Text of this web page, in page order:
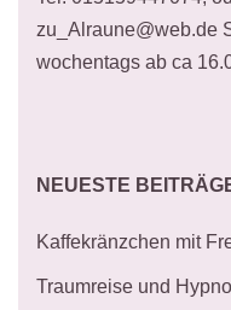
23:00
zu_Alraune@web.de
wochentags ab ca
NEUESTE
Kaffekränzchen mit
Traumreise und